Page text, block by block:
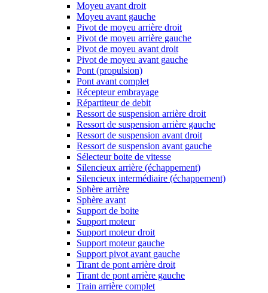
Moyeu avant droit
Moyeu avant gauche
Pivot de moyeu arrière droit
Pivot de moyeu arrière gauche
Pivot de moyeu avant droit
Pivot de moyeu avant gauche
Pont (propulsion)
Pont avant complet
Récepteur embrayage
Répartiteur de debit
Ressort de suspension arrière droit
Ressort de suspension arrière gauche
Ressort de suspension avant droit
Ressort de suspension avant gauche
Sélecteur boite de vitesse
Silencieux arrière (échappement)
Silencieux intermédiaire (échappement)
Sphère arrière
Sphère avant
Support de boite
Support moteur
Support moteur droit
Support moteur gauche
Support pivot avant gauche
Tirant de pont arrière droit
Tirant de pont arrière gauche
Train arrière complet